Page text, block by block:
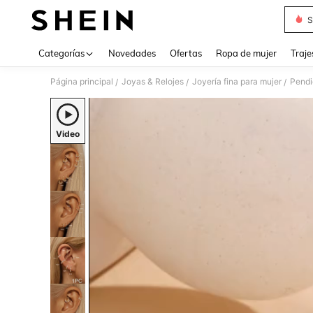
Categorías Novedades Ofertas Ropa de mujer
Página principal / Joyas & Relojes / Joyería fina para mujer /
Video